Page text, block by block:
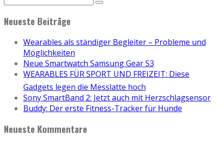
Neueste Beiträge
Wearables als ständiger Begleiter – Probleme und
Möglichkeiten
Neue Smartwatch Samsung Gear S3
WEARABLES FÜR SPORT UND FREIZEIT: Diese
Gadgets legen die Messlatte hoch
Sony SmartBand 2: Jetzt auch mit Herzschlagsensor
Buddy: Der erste Fitness-Tracker für Hunde
Neueste Kommentare